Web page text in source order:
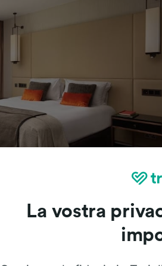
Le recensioni
La vostra